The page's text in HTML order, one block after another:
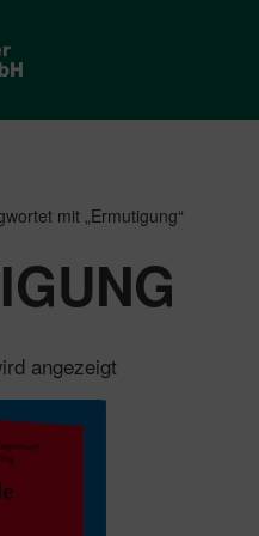
mit „Ermutigung“
angezeigt